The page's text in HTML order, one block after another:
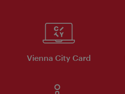
Vienna City Card